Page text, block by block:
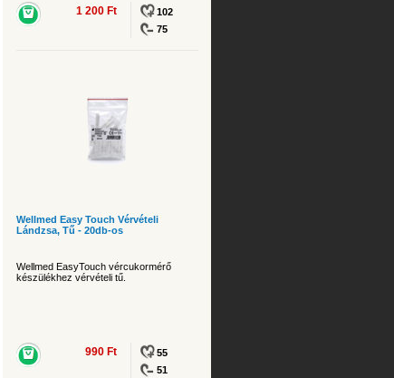
1 200 Ft
102
75
Wellmed Easy Touch Vérvételi
Lándzsa, Tű - 20db-os
Wellmed EasyTouch vércukormérő
készülékhez vérvételi tű.
990 Ft
55
51